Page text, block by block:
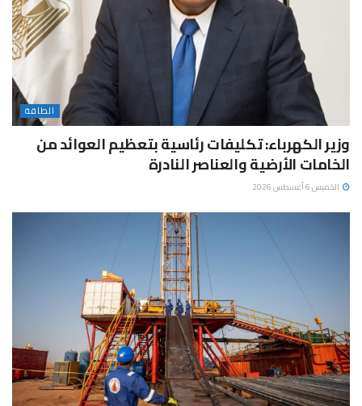
الطاقة
وزير الكهرباء: تكليفات رئاسية بتعظيم العوائد من
الخامات الأرضية والعناصر النادرة
الخميس 6 أغسطس 2026